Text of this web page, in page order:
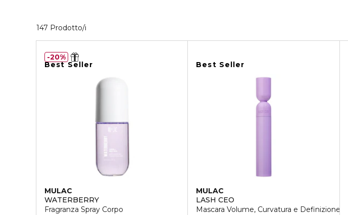
147 Prodotto/i
Best Seller
MULAC
WATERBERRY
Fragranza Spray Corpo
20%
Best Seller
MULAC
LASH CEO
Mascara Volume, Curvatura e Definizione